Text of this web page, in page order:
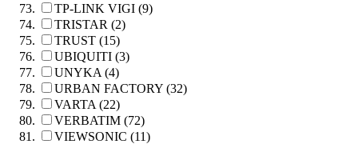
TP-LINK VIGI (9)
TRISTAR (2)
TRUST (15)
UBIQUITI (3)
UNYKA (4)
URBAN FACTORY (32)
VARTA (22)
VERBATIM (72)
VIEWSONIC (11)